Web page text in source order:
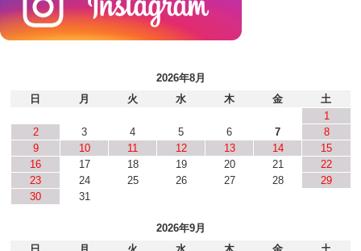
2026年8月
日
月 火 水 木 金
土
1
2
3 4 5 6 7
8
9
10 11 12 13 14
15
16
17 18 19 20 21
22
23
24 25 26 27 28
29
30
31
2026年9月